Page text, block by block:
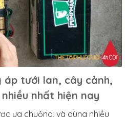
áp tưới lan, cây cảnh,
nhất hiện nay
ưa chuộng, và dùng nhiều